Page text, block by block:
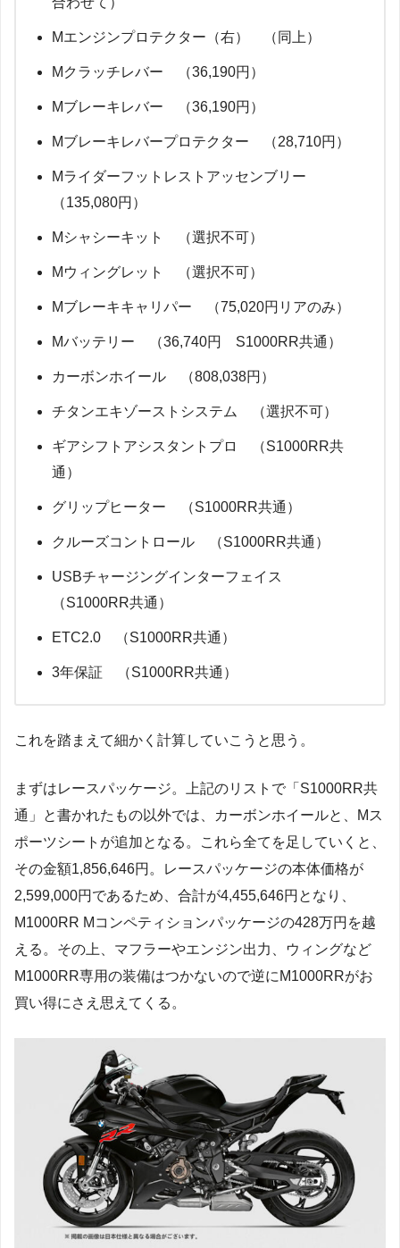
Mエンジンプロテクター（右） （同上）
Mクラッチレバー （36,190円）
Mブレーキレバー （36,190円）
Mブレーキレバープロテクター （28,710円）
Mライダーフットレストアッセンブリー
（135,080円）
Mシャシーキット （選択不可）
Mウィングレット （選択不可）
Mブレーキキャリパー （75,020円リアのみ）
Mバッテリー （36,740円 S1000RR共通）
カーボンホイール （808,038円）
チタンエキゾーストシステム （選択不可）
ギアシフトアシスタントプロ （S1000RR共
通）
グリップヒーター （S1000RR共通）
クルーズコントロール （S1000RR共通）
USBチャージングインターフェイス
（S1000RR共通）
ETC2.0 （S1000RR共通）
3年保証 （S1000RR共通）
これを踏まえて細かく計算していこうと思う。
まずはレースパッケージ。上記のリストで「S1000RR共
通」と書かれたもの以外では、カーボンホイールと、Mス
ポーツシートが追加となる。これら全てを足していくと、
その金額1,856,646円。レースパッケージの本体価格が
2,599,000円であるため、合計が4,455,646円となり、
M1000RR Mコンペティションパッケージの428万円を越
える。その上、マフラーやエンジン出力、ウィングなど
M1000RR専用の装備はつかないので逆にM1000RRがお
買い得にさえ思えてくる。